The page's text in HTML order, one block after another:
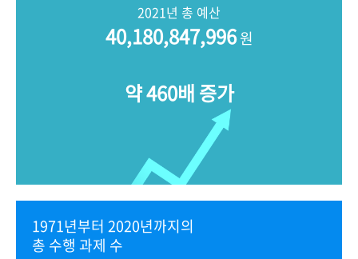
2021년 총 예산
40,180,847,996원
약 460배 증가
1971년부터 2020년까지의
총 수행 과제 수